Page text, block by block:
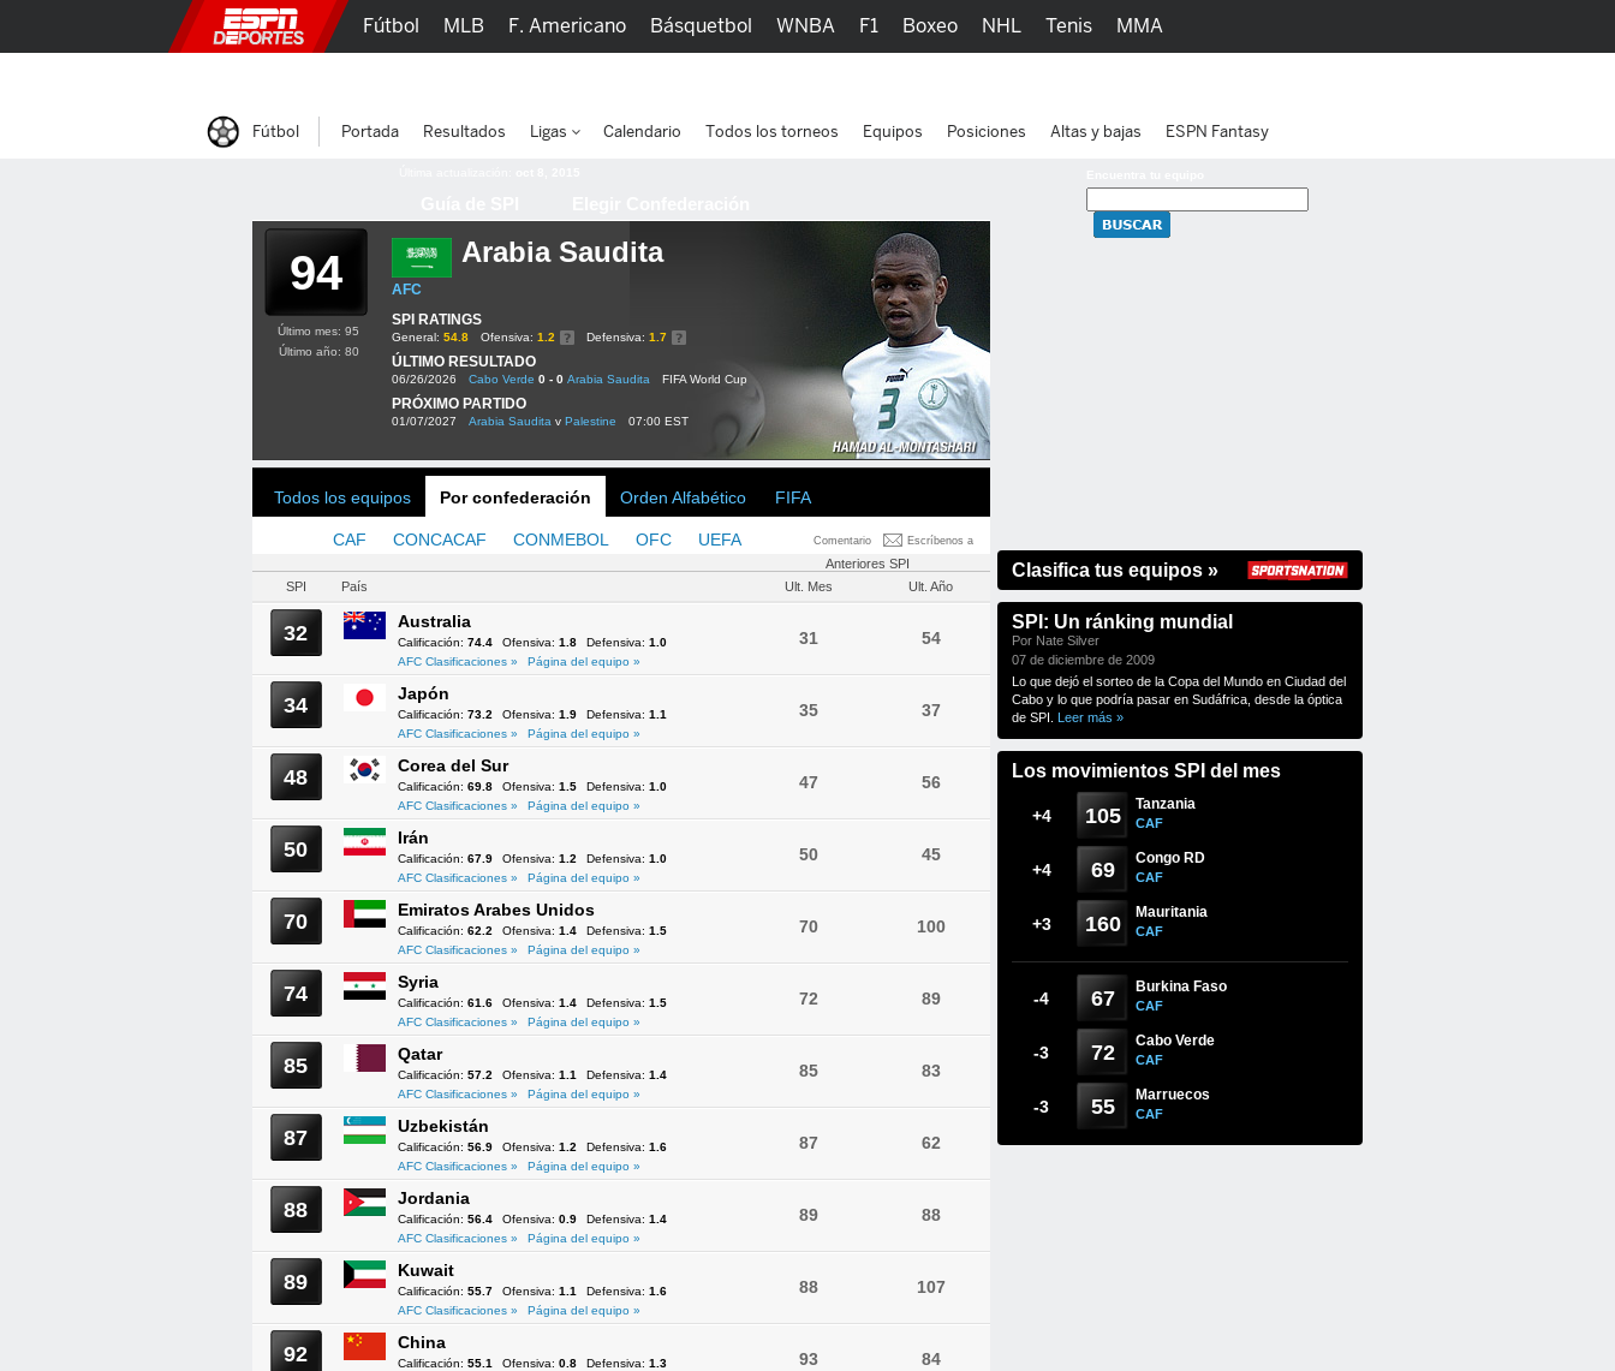
94 Arabia Saudita
AFC
SPI RATINGS
General: 54.8 Ofensiva: 1.2 Defensiva: 1.7
ÚLTIMO RESULTADO
06/26/2026 Cabo Verde 0 - 0 Arabia Saudita FIFA World Cup
PRÓXIMO PARTIDO
01/07/2027 Arabia Saudita v Palestine 07:00 EST
Último mes: 95
Último año: 80
Todos los equipos Por confederación Orden Alfabético FIFA
Comentario Escríbenos a
CAF CONCACAF CONMEBOL OFC UEFA
Anteriores SPI
SPI
País Ult. Mes Ult. Año
32 Australia
Calificación: 74.4 Ofensiva: 1.8 Defensiva: 1.0
AFC Clasificaciones »
Página del equipo »
31 54
34 Japón
Calificación: 73.2 Ofensiva: 1.9 Defensiva: 1.1
AFC Clasificaciones »
Página del equipo »
35 37
48 Corea del Sur
Calificación: 69.8 Ofensiva: 1.5 Defensiva: 1.0
AFC Clasificaciones »
Página del equipo »
47 56
50 Irán
Calificación: 67.9 Ofensiva: 1.2 Defensiva: 1.0
AFC Clasificaciones »
Página del equipo »
50 45
70 Emiratos Arabes Unidos
Calificación: 62.2 Ofensiva: 1.4 Defensiva: 1.5
AFC Clasificaciones »
Página del equipo »
70 100
74 Syria
Calificación: 61.6 Ofensiva: 1.4 Defensiva: 1.5
AFC Clasificaciones »
Página del equipo »
72 89
85 Qatar
Calificación: 57.2 Ofensiva: 1.1 Defensiva: 1.4
AFC Clasificaciones »
Página del equipo »
85 83
87 Uzbekistán
Calificación: 56.9 Ofensiva: 1.2 Defensiva: 1.6
AFC Clasificaciones »
Página del equipo »
87 62
88 Jordania
Calificación: 56.4 Ofensiva: 0.9 Defensiva: 1.4
AFC Clasificaciones »
Página del equipo »
89 88
89 Kuwait
Calificación: 55.7 Ofensiva: 1.1 Defensiva: 1.6
AFC Clasificaciones »
Página del equipo »
88 107
92 China
Calificación: 55.1 Ofensiva: 0.8 Defensiva: 1.3
93 84
Clasifica tus equipos »
SPI: Un ránking mundial
Por Nate Silver
07 de diciembre de 2009
Lo que dejó el sorteo de la Copa del Mundo en Ciudad del
Cabo y lo que podría pasar en Sudáfrica, desde la óptica
de SPI. Leer más »
Los movimientos SPI del mes
+4 105 Tanzania
CAF
+4 69 Congo RD
CAF
+3 160 Mauritania
CAF
-4 67 Burkina Faso
CAF
-3 72 Cabo Verde
CAF
-3 55 Marruecos
CAF
Fútbol MLB F. Americano Básquetbol WNBA F1 Boxeo NHL Tenis MMA
Fútbol Portada Resultados Ligas Calendario Todos los torneos Equipos Posiciones Altas y bajas ESPN Fantasy